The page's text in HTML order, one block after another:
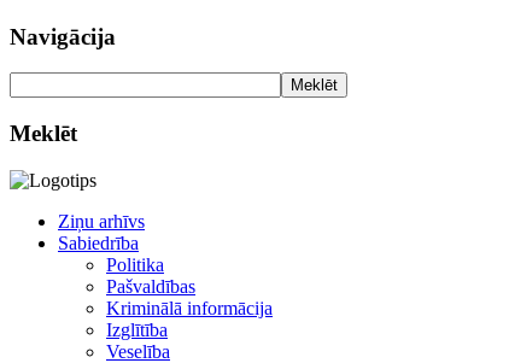
Navigācija
Meklēt
Meklēt
Ziņu arhīvs
Sabiedrība
Politika
Pašvaldības
Kriminālā informācija
Izglītība
Veselība